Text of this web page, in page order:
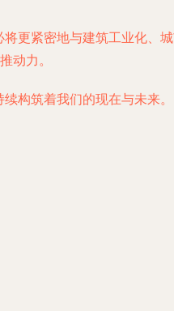
更紧密地与建筑工业化、
动力。
构筑着我们的现在与未来。